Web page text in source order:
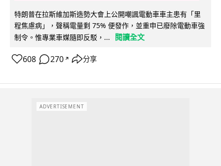
特朗普在拉斯維加斯造勢大會上公開嘲諷電動車車主患有「里
程焦慮病」，聲稱電量剩 75% 便發作，並重申已廢除電動車強
制令。惟專業車媒隨即反駁，...
閱讀全文
608 270 ↗ 分享
ADVERTISEMENT